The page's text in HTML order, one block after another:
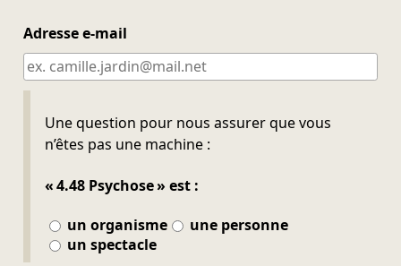
Adresse e-mail
Une question pour nous assurer que vous
n’êtes pas une machine :
« 4.48 Psychose » est :
un organisme
une personne
un spectacle
Ne pas remplir